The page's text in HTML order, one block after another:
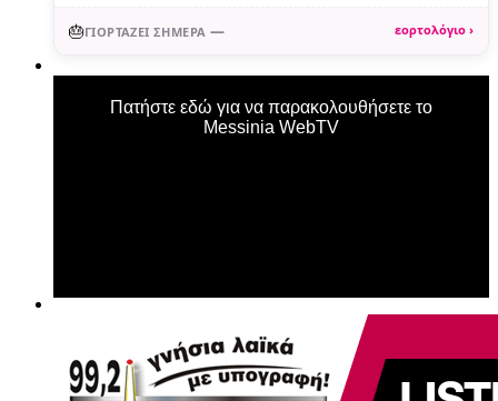
🎂ΓΙΟΡΤΆΖΕΙ ΣΉΜΕΡΑ — εορτολόγιο ›
Πατήστε εδώ για να παρακολουθήσετε το
Messinia WebTV